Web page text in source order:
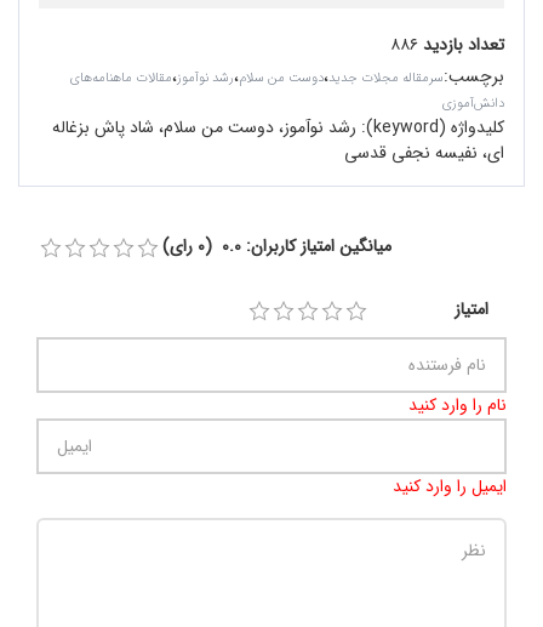
تعداد بازدید۸۸۶
برچسب:سرمقاله مجلات جدید،دوست من سلام،رشد نوآموز،مقالات ماهنامه‌های
دانش‌آموزی
کلیدواژه (keyword):
رشد نوآموز، دوست من سلام، شاد پاش بزغاله
ای، نفیسه نجفی قدسی
میانگین امتیاز کاربران: 0.0 (0 رای)
امتیاز
نام را وارد کنید
ایمیل را وارد کنید